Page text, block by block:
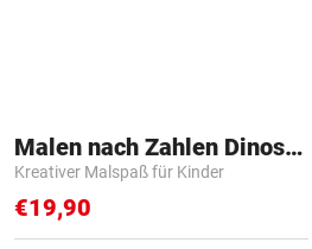
Malen nach Zahlen Dinosaurier
Kreativer Malspaß für Kinder
€19,90